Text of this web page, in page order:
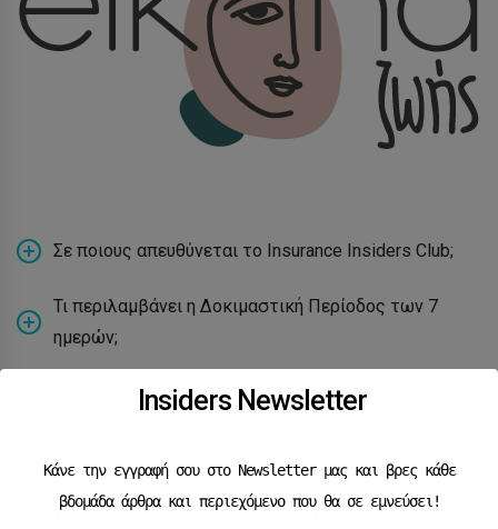
Σε ποιους απευθύνεται το Insurance Insiders Club;
Τι περιλαμβάνει η Δοκιμαστική Περίοδος των 7
ημερών;
Τι θα συμβεί στο τέλος της Δοκιμαστικής Περιόδου;
Πότε και πως μπορώ να ακυρώσω τη συνδρομή μου;
Insiders Newsletter
Κάνε την εγγραφή σου στο Newsletter μας και βρες κάθε
βδομάδα άρθρα και περιεχόμενο που θα σε εμνεύσει!